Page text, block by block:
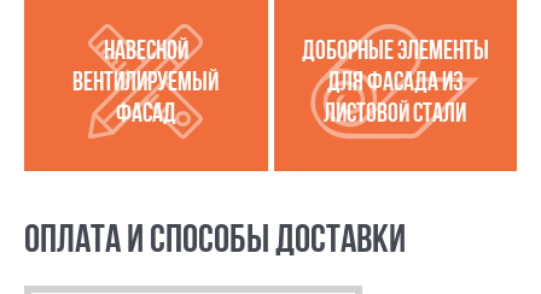
НАВЕСНОЙ
ВЕНТИЛИРУЕМЫЙ
ФАСАД
ДОБОРНЫЕ ЭЛЕМЕНТЫ
ДЛЯ ФАСАДА ИЗ
ЛИСТОВОЙ СТАЛИ
ОПЛАТА И СПОСОБЫ ДОСТАВКИ